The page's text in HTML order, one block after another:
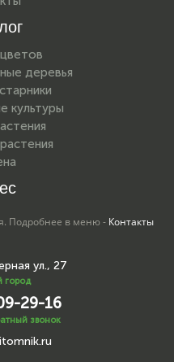
деревья
культуры
Подробнее в меню - Контакты
ул., 27
город
29-16
звонок